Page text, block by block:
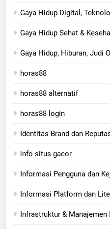
Gaya Hidup Digital,
Gaya Hidup Sehat &
Gaya Hidup, Hiburan, Judi
horas88
horas88 alternatif
horas88 login
Identitas Brand dan
info situs gacor
Informasi Pengguna dan
Informasi Platform dan
Infrastruktur & Manajemen